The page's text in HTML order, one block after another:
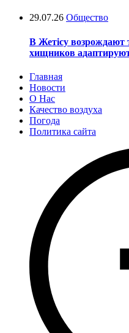
29.07.26 Общество
В Жетісу возрождают
хищников
Главная
Новости
О Нас
Качество воздуха
Погода
Политика сайта